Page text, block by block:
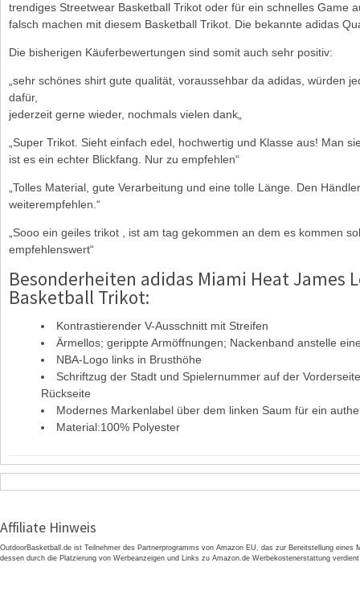
trendiges Streetwear Basketball Trikot oder für ein schnelles Game
falsch machen mit diesem Basketball Trikot. Die bekannte adidas
Die bisherigen Käuferbewertungen sind somit auch sehr positiv:
„sehr schönes shirt gute qualität, voraussehbar da adidas, würden
dafür,
jederzeit gerne wieder, nochmals vielen dank
„Super Trikot. Sieht einfach edel, hochwertig und Klasse aus! Man
ist es ein echter Blickfang. Nur zu empfehlen“
„Tolles Material, gute Verarbeitung und eine tolle Länge. Den
weiterempfehlen.“
„Sooo ein geiles trikot , ist am tag gekommen an dem es kommen
empfehlenswert“
Besonderheiten adidas Miami Heat James
Basketball Trikot:
Kontrastierender V-Ausschnitt mit Streifen
Ärmellos; gerippte Armöffnungen; Nackenband anstelle
NBA-Logo links in Brusthöhe
Schriftzug der Stadt und Spielernummer auf der
Rückseite
Modernes Markenlabel über dem linken Saum für ein
Material:100% Polyester
Affiliate Hinweis
OutdoorBasketball.de ist Teilnehmer des Partnerprogramms von Amazon EU, das zur Bereitstellung
dessen durch die Platzierung von Werbeanzeigen und Links zu Amazon.de Werbekostenerstattung